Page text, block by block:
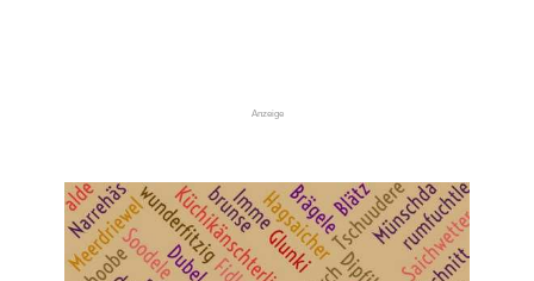
Anzeige